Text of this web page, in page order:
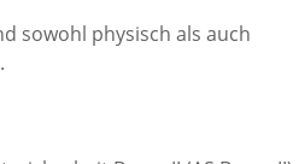
sowohl physisch als auch